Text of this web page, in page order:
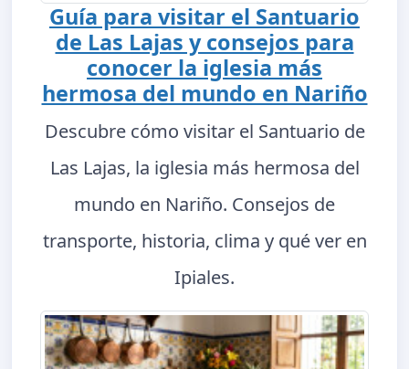
Guía para visitar el Santuario
de Las Lajas y consejos para
conocer la iglesia más
hermosa del mundo en Nariño
Descubre cómo visitar el Santuario de
Las Lajas, la iglesia más hermosa del
mundo en Nariño. Consejos de
transporte, historia, clima y qué ver en
Ipiales.